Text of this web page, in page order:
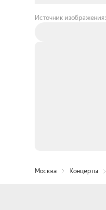
Источник
Москва Концерты